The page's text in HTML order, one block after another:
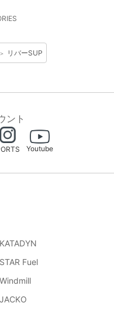
＞ リバーSUP
ント
Youtube
KATADYN
STAR Fuel
Windmill
JACKO